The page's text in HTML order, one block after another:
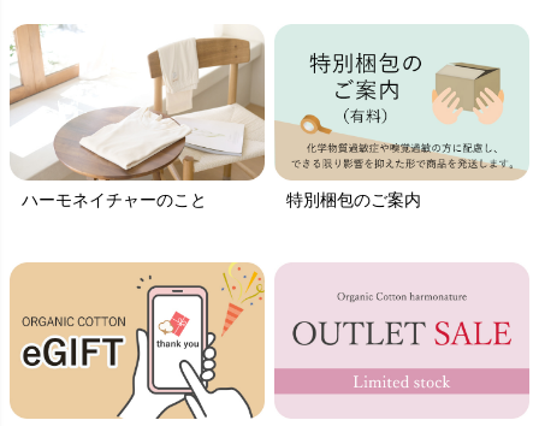
ハーモネイチャーのこと 特別梱包のご案内